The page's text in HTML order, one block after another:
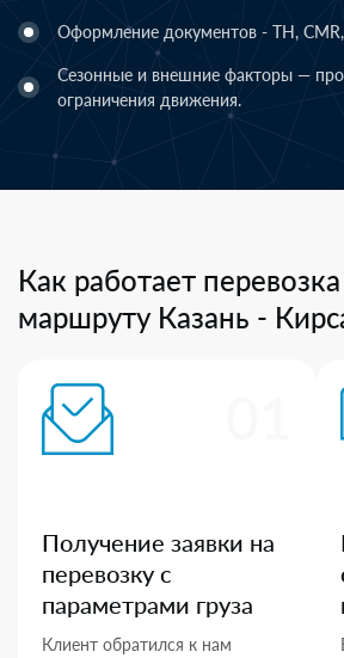
Оформление документов - ТН,
Сезонные и внешние факторы —
ограничения движения.
Как работает
маршруту Казань -
Получение заявки на
перевозку с
параметрами груза
Клиент обратился к нам